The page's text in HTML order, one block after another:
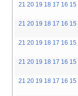
15
16
17
18
19
20
21
15
16
17
18
19
20
21
15
16
17
18
19
20
21
15
16
17
18
19
20
21
15
16
17
18
19
20
21